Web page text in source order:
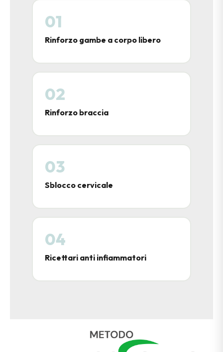
01
Rinforzo gambe a corpo libero
02
Rinforzo braccia
03
Sblocco cervicale
04
Ricettari anti infiammatori